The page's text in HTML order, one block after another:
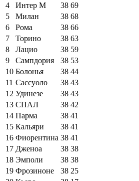
4
Интер М 38 69
5
Милан 38 68
6
Рома 38 66
7
Торино 38 63
8
Лацио 38 59
9
Сампдория 38 53
10 Болонья 38 44
11 Сассуоло 38 43
12 Удинезе 38 43
13 СПАЛ 38 42
14 Парма 38 41
15 Кальяри 38 41
16 Фиорентина 38 41
17 Дженоа 38 38
18 Эмполи 38 38
19 Фрозиноне 38 25